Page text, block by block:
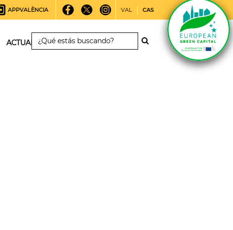
APPVALÈNCIA VAL CAS
ACTUALIDAD